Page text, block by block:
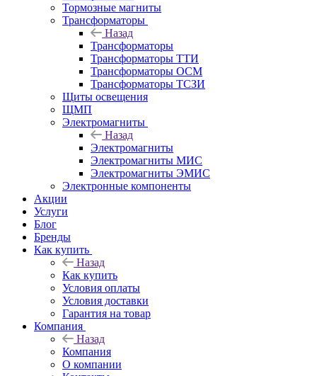
Тормозные магниты
Трансформаторы
Назад
Трансформаторы
Трансформаторы ТТИ
Трансформаторы ОСМ
Трансформаторы ТСЗИ
Щиты освещения
ЩМП
Электромагниты
Назад
Электромагниты
Электромагниты МИС
Электромагниты ЭМИС
Электронные компоненты
Акции
Услуги
Блог
Бренды
Как купить
Назад
Как купить
Условия оплаты
Условия доставки
Гарантия на товар
Компания
Назад
Компания
О компании